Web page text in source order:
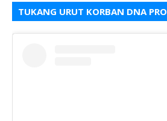
TUKANG URUT KORBAN DNA PRO